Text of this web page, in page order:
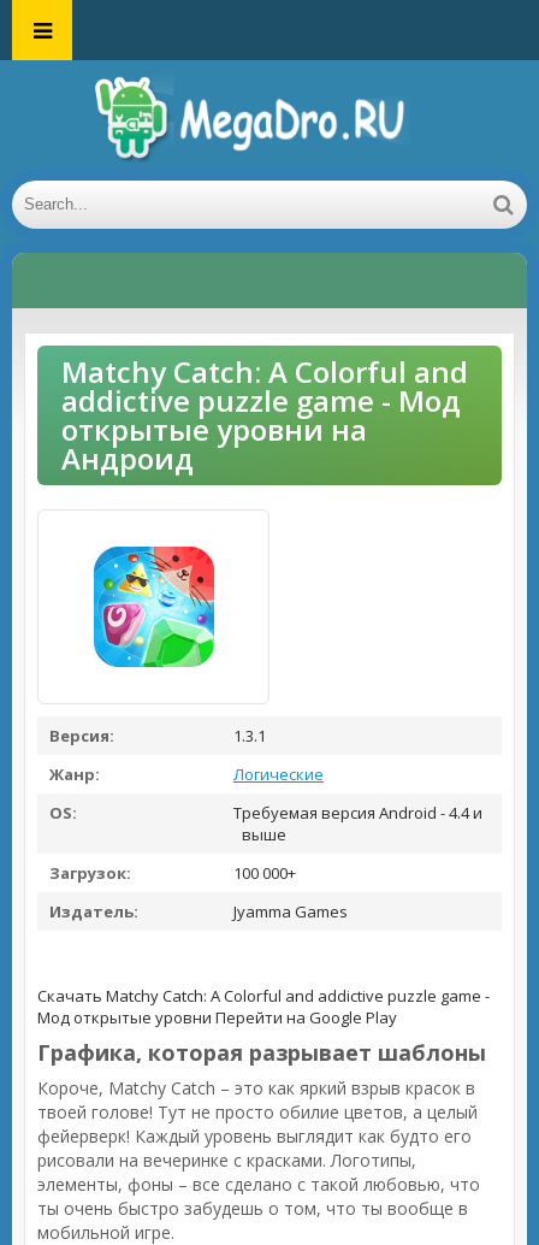
Matchy Catch: A Colorful and
addictive puzzle game - Мод
открытые уровни на
Андроид
Версия:
1.3.1
Жанр:
Логические
OS:
Требуемая версия Android - 4.4 и
выше
Загрузок:
100 000+
Издатель:
Jyamma Games
Скачать Matchy Catch: A Colorful and addictive puzzle game -
Мод открытые уровни Перейти на Google Play
Графика, которая разрывает шаблоны
Короче, Matchy Catch – это как яркий взрыв красок в
твоей голове! Тут не просто обилие цветов, а целый
фейерверк! Каждый уровень выглядит как будто его
рисовали на вечеринке с красками. Логотипы,
элементы, фоны – все сделано с такой любовью, что
ты очень быстро забудешь о том, что ты вообще в
мобильной игре.